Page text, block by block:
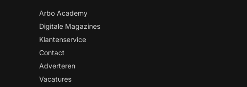
Arbo Academy
Digitale Magazines
Klantenservice
Contact
Adverteren
Vacatures